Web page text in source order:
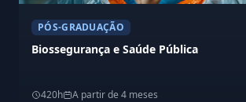
PÓS-GRADUAÇÃO
Biossegurança e Saúde Pública
420h A partir de 4 meses